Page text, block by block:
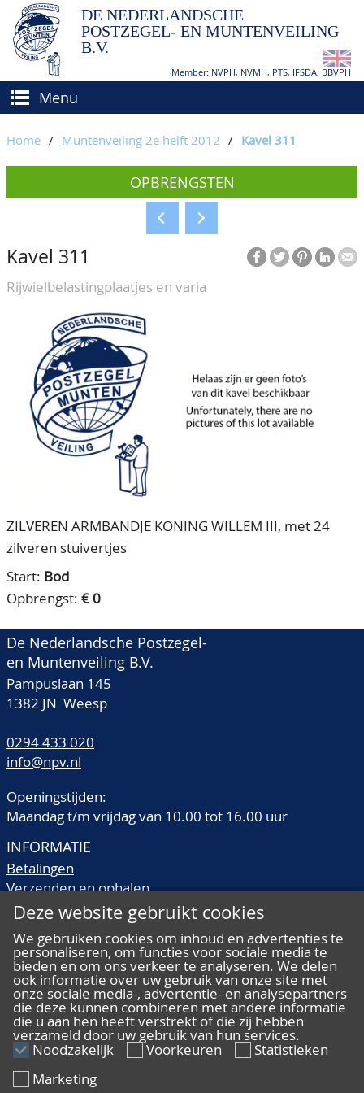
DE NEDERLANDSCHE
POSTZEGEL- EN MUNTENVEILING
B.V.
Member: NVPH, NVMH, PTS, IFSDA, BBVPH
Menu
(VER)KOPEN
Hoe verkopen?
Voorwaarden
BIEDEN
CATALOGI/OPBRENGSTEN
KEURINGSDIENST
AGENDA
OVER ONS
Ons Team
80 jarig bestaan
CONTACT
ACCOUNT
Home / Muntenveiling 2e helft 2012 / Kavel 311
OPBRENGSTEN
Kavel 311
Rijwielbelastingplaatjes en varia
ZILVEREN ARMBANDJE KONING WILLEM III, met 24
zilveren stuivertjes
Start: Bod
Opbrengst: € 0
De Nederlandsche Postzegel-
en Muntenveiling B.V.
Pampuslaan 145
1382 JN Weesp
0294 433 020
info@npv.nl
Openingstijden:
Maandag t/m vrijdag van 10.00 tot 16.00 uur
INFORMATIE
Betalingen
Verzenden en ophalen
Veilingtermen
Kwaliteitsomschrijvingen
Veelgestelde vragen
ALGEMEEN
Algemene voorwaarden
Deze website gebruikt cookies
We gebruiken cookies om inhoud en advertenties te
personaliseren, om functies voor sociale media te
bieden en om ons verkeer te analyseren. We delen
ook informatie over uw gebruik van onze site met
onze sociale media-, advertentie- en analysepartners
die deze kunnen combineren met andere informatie
die u aan hen heeft verstrekt of die zij hebben
verzameld door uw gebruik van hun services.
Noodzakelijk Voorkeuren
Statistieken
Marketing